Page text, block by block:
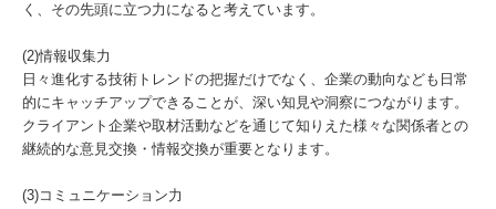
く、その先頭に立つ力になると考えています。
(2)情報収集力
日々進化する技術トレンドの把握だけでなく、企業の動向なども日常
的にキャッチアップできることが、深い知見や洞察につながります。
クライアント企業や取材活動などを通じて知りえた様々な関係者との
継続的な意見交換・情報交換が重要となります。
(3)コミュニケーション力